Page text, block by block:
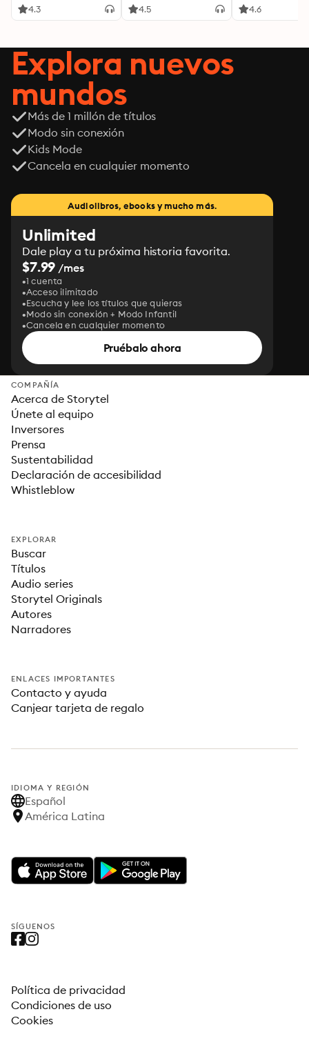
4.3 4.5 4.6
Explora nuevos
mundos
Más de 1 millón de títulos
Modo sin conexión
Kids Mode
Cancela en cualquier momento
Audiolibros, ebooks y mucho más.
Unlimited
Dale play a tu próxima historia favorita.
$7.99 /mes
1 cuenta
Acceso ilimitado
Escucha y lee los títulos que quieras
Modo sin conexión + Modo Infantil
Cancela en cualquier momento
Pruébalo ahora
COMPAÑÍA
Acerca de Storytel
Únete al equipo
Inversores
Prensa
Sustentabilidad
Declaración de accesibilidad
Whistleblow
EXPLORAR
Buscar
Títulos
Audio series
Storytel Originals
Autores
Narradores
ENLACES IMPORTANTES
Contacto y ayuda
Canjear tarjeta de regalo
IDIOMA Y REGIÓN
Español
América Latina
SÍGUENOS
Política de privacidad
Condiciones de uso
Cookies